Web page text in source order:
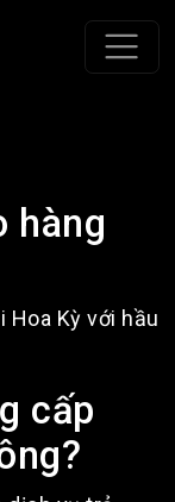
hàng
Hoa Kỳ với hầu
cấp